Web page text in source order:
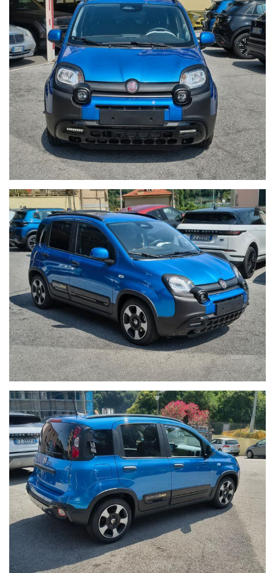
finestrino laterale.
Interni & Comfort
Omologazione 5 posti con 3° poggiatesta posteriore
Sedili in filato riciclato Seaqual®
Sedile guida regolabile in altezza
Specchietti regolabili elettricamente e riscaldabili
Volante multifunzione con comandi audio/telefono integrati.
Climatizzatore manuale sensore pioggia e sensore luci
Infotainment & Tecnologia
Cluster digitale da 7"
Radio Touchscreen DAB da 7".
Apple CarPlay e Android Auto (via cavo/wireless) e Bluetooth
Sicurezza & ADAS
Frenata automatica d'emergenza
Mantenimento attivo della carreggiata
Riconoscimento della segnaletica stradale
Rilevatore di stanchezza del conducente NOVITA'
Cruise Control e limitatore di velocità
Sensori di parcheggio posteriori
Airbag anteriori, laterali e a tendina
Controllo elettronico della stabilità (ESP) con Hill Holder
WWW.AUTOBORZOLI.IT
Perché scegliere AUTOBORZOLI?
Sappiamo che l’acquisto di un’auto usata è una questione di
fiducia. Per questo, ogni nostra vettura viene consegnata solo
dopo un rigoroso processo di ripristino:
- Zero Pensieri:Consegniamo l'auto pronta all'uso, evitandoti
inutili soste in officina subito dopo l'acquisto.
- Certificazione Chilometrica:Trasparenza totale. I km sono
certificati in fattura e sottoscritti dal precedente proprietario.
- Igiene Protetta:Interni lavati e sanificati con trattamento
professionale all’ozono e prodotti specifici a base alcolica.
- Documentazione Trasparente:Riceverai un certificato delle
lavorazioni eseguite e lo stato d'uso analitico del veicolo.